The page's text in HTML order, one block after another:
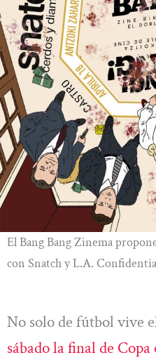
El Bang Bang Zinema
con Snatch y L.A.
No solo de fútbol vive
sábado la final de